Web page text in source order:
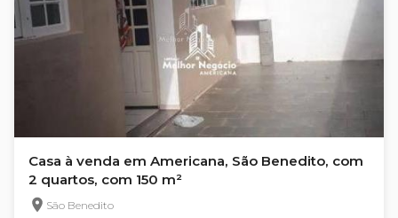
Casa à venda em Americana, São Benedito, com
2 quartos, com 150 m²
São Benedito